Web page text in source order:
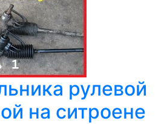
рулевой
на ситроене